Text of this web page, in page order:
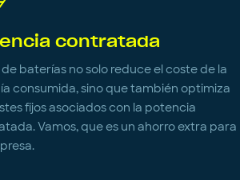
contratada
de baterías no solo reduce el coste de la
consumida, sino que también optimiza
fijos asociados con la potencia
Vamos, que es un ahorro extra para